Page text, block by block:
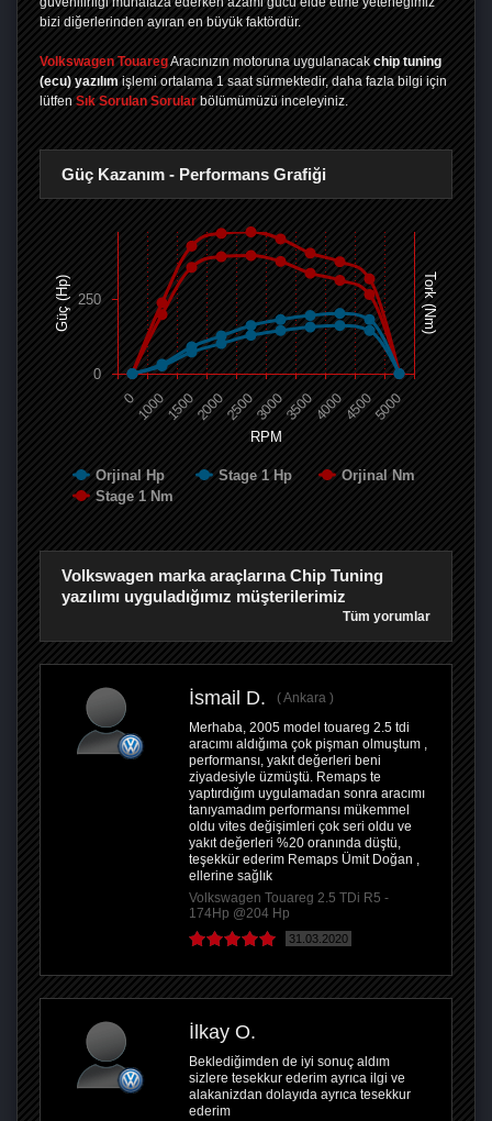
bizi diğerlerinden ayıran en büyük faktördür.
Volkswagen TouaregAracınızın motoruna uygulanacak chip tuning
(ecu) yazılım işlemi ortalama 1 saat sürmektedir, daha fazla bilgi için
lütfen Sık Sorulan Sorular bölümümüzü inceleyiniz.
Güç Kazanım - Performans Grafiği
RPM
Güç (Hp) Tork (Nm)
Orjinal Hp Stage 1 Hp
Orjinal Nm
Stage 1 Nm
0 100015002000250030003500400045005000
0
250
Volkswagen marka araçlarına Chip Tuning
yazılımı uyguladığımız müşterilerimiz
Tüm yorumlar
İsmail D.
Ankara
Merhaba, 2005 model touareg 2.5 tdi
aracımı aldığıma çok pişman olmuştum ,
performansı, yakıt değerleri beni
ziyadesiyle üzmüştü. Remaps te
yaptırdığım uygulamadan sonra aracımı
tanıyamadım performansı mükemmel
oldu vites değişimleri çok seri oldu ve
yakıt değerleri %20 oranında düştü,
teşekkür ederim Remaps Ümit Doğan ,
ellerine sağlık
Volkswagen Touareg 2.5 TDi R5 -
174Hp @204 Hp
31.03.2020
İlkay O.
Beklediğimden de iyi sonuç aldım
sizlere tesekkur ederim ayrıca ilgi ve
alakanizdan dolayıda ayrıca tesekkur
ederim